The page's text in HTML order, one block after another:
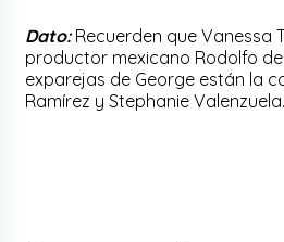
Dato:Recuerden que Vanessa
productor mexicano Rodolfo
exparejas de George están la
Ramírez y Stephanie Valenzuela.